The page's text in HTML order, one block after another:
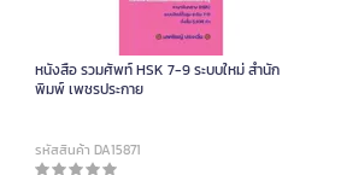
หนังสือ รวมศัพท์ HSK 7-9 ระบบใหม่ สำนัก
พิมพ์ เพชรประกาย
รหัสสินค้า DA15871